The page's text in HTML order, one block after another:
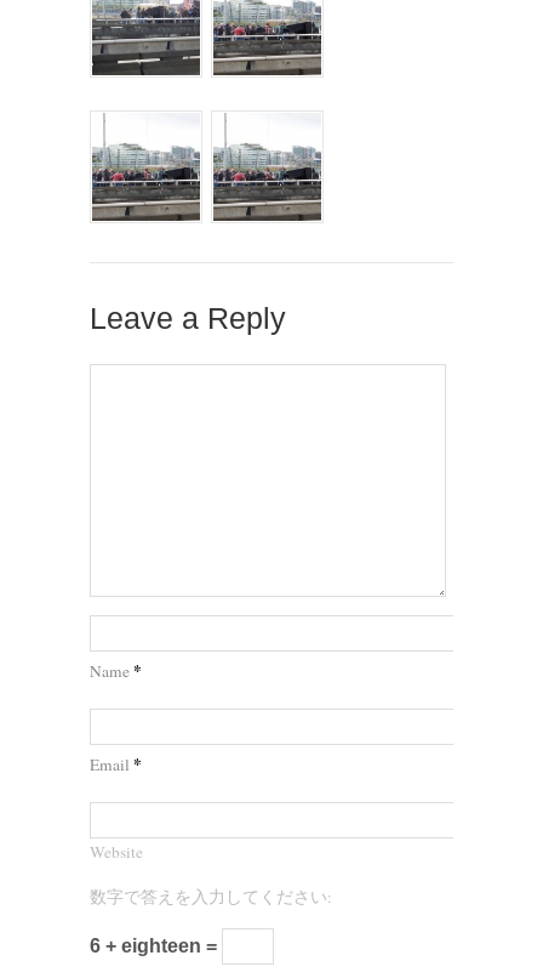
Leave a Reply
Name*
Email *
Website
数字で答えを入力してください:
6 + eighteen =